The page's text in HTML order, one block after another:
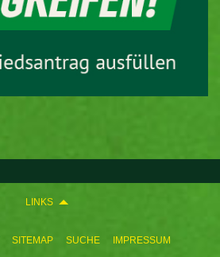
LINKS
SITEMAP SUCHE IMPRESSUM